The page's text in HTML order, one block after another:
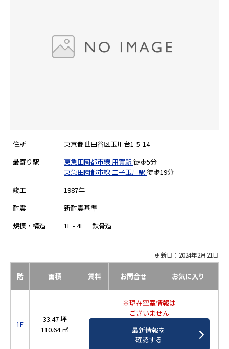
住所
東京都世田谷区玉川台1-5-14
最寄り駅
東急田園都市線用賀駅 徒歩5分
東急田園都市線二子玉川駅 徒歩19分
竣工
1987年
耐震
新耐震基準
規模・構造
1F - 4F 鉄骨造
更新日：2024年2月21日
階 面積 賃料 お問合せ お気に入り
1F
33.47 坪
110.64 ㎡
※現在空室情報は
ございません
最新情報を
確認する